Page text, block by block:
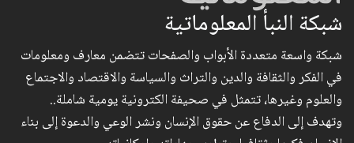
شبكة النبأ المعلوماتية
شبكة واسعة متعددة الأبواب والصفحات تتضمن معارف ومعلومات
في الفكر والثقافة والدين والتراث والسياسة والاقتصاد والاجتماع
والعلوم وغيرها، تتمثل في صحيفة الكترونية يومية شاملة..
وتهدف إلى الدفاع عن حقوق الإنسان ونشر الوعي والدعوة إلى بناء